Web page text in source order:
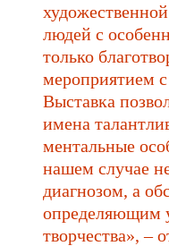
людей с
только
мероприятием
Выставка
имена
ментальные
нашем случае
диагнозом, а
определяющим
творчества», –